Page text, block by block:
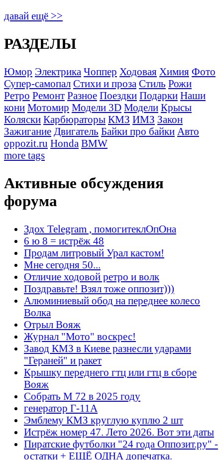
давай ещё >>
РАЗДЕЛЫ
Юмор Электрика Чоппер Ходовая Химия Фото
Супер-самопал Стихи и проза Стиль Рожи
Ретро Ремонт Разное Поездки Подарки Наши
кони Мотомир Модели 3D Модели Крысы
Коляски Карбюраторы КМЗ ИМЗ Закон
Зажигание Двигатель Байки про байки Авто
oppozit.ru Honda BMW
more tags
Активные обсуждения
форума
Здох Telegram , помогитеклОпОна
6 ю 8 = истрёж 48
Продам литровый Урал кастом!
Мне сегодня 50...
Отличие ходовой ретро и волк
Поздравьте! Взял тоже оппозит)))
Алюминиевый обод на переднее колесо
Волка
Отрыл Вояж
Журнал "Мото" воскрес!
Завод КМЗ в Киеве разнесли ударами
"Гераней" и ракет
Крышку переднего гтц или гтц в сборе
Вояж
Собрать М 72 в 2025 году
генератор Г-11А
Эмблему КМЗ круглую куплю 2 шт
Истрёж номер 47. Лето 2026. Вот эти даты
Пиратские футболки "24 года Оппозит.ру" -
остатки + ЕЩЁ ОДНА допечатка.